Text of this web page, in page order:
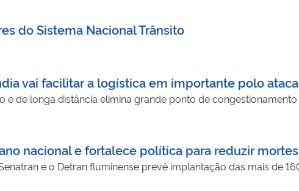
do Sistema Nacional Trânsito
vai facilitar a logística em importante polo
e de longa distância elimina grande ponto de
nacional e fortalece política para reduzir
e o Detran fluminense prevê implantação das mais de